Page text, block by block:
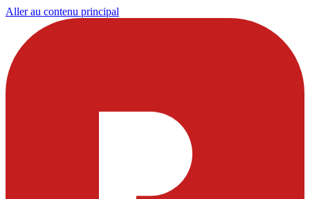
Aller au contenu principal